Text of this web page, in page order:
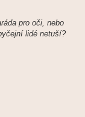
pro oči, nebo
lidé netuší?